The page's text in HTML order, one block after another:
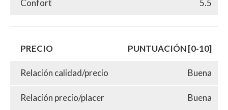
Confort 5.5
PRECIO PUNTUACIÓN [0-10]
Relación calidad/precio Buena
Relación precio/placer Buena